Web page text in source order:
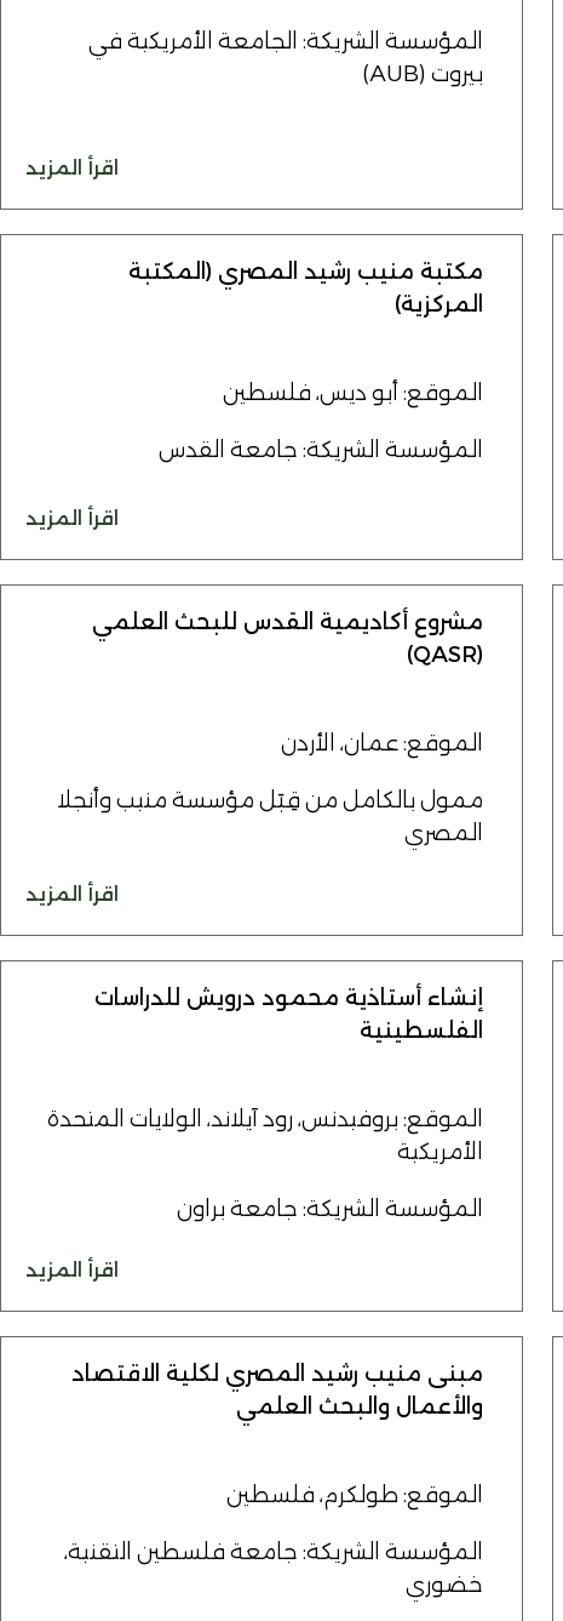
المؤسسة الشريكة: الجامعة الأمريكية في
بيروت (AUB)
اقرأ المزيد
مكتبة منيب رشيد المصري (المكتبة
المركزية)
الموقع: أبو ديس، فلسطين
المؤسسة الشريكة: جامعة القدس
اقرأ المزيد
مشروع أكاديمية القدس للبحث العلمي
(QASR)
الموقع: عمان، الأردن
ممول بالكامل من قِبَل مؤسسة منيب وأنجلا
المصري
اقرأ المزيد
إنشاء أستاذية محمود درويش للدراسات
الفلسطينية
الموقع: بروفيدنس، رود آيلاند، الولايات المتحدة
الأمريكية
المؤسسة الشريكة: جامعة براون
اقرأ المزيد
مبنى منيب رشيد المصري لكلية الاقتصاد
والأعمال والبحث العلمي
الموقع: طولكرم، فلسطين
المؤسسة الشريكة: جامعة فلسطين التقنية،
خضوري